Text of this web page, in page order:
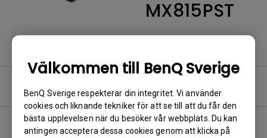
Välkommen till BenQ Sverige
BenQ Sverige respekterar din integritet. Vi använder
cookies och liknande tekniker för att se till att du får den
bästa upplevelsen när du besöker vår webbplats. Du kan
antingen acceptera dessa cookies genom att klicka på
MX815PST
Användarhandbok